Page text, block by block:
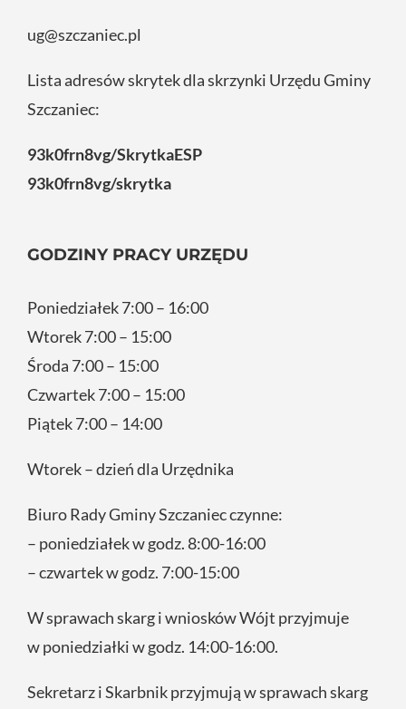
ug@szczaniec.pl
Lista adresów skrytek dla skrzynki Urzędu Gminy
Szczaniec:
93k0frn8vg/SkrytkaESP
93k0frn8vg/skrytka
GODZINY PRACY URZĘDU
Poniedziałek 7:00 – 16:00
Wtorek 7:00 – 15:00
Środa 7:00 – 15:00
Czwartek 7:00 – 15:00
Piątek 7:00 – 14:00
Wtorek – dzień dla Urzędnika
Biuro Rady Gminy Szczaniec czynne:
– poniedziałek w godz. 8:00-16:00
– czwartek w godz. 7:00-15:00
W sprawach skarg i wniosków Wójt przyjmuje
w poniedziałki w godz. 14:00-16:00.
Sekretarz i Skarbnik przyjmują w sprawach skarg